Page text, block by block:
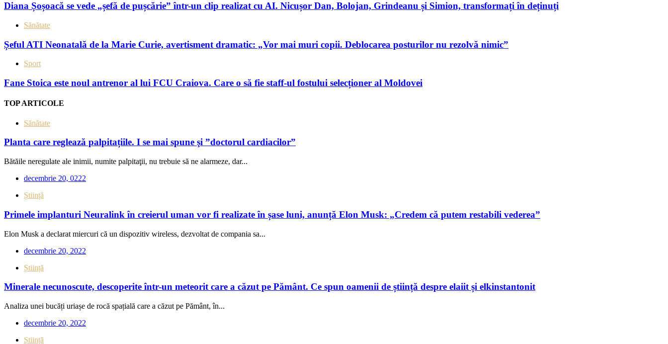
Diana Șoșoacă se vede „șefă de pușcărie” într-un clip realizat cu AI. Nicușor Dan, Bolojan, Grindeanu și Simion, transformați în deținuți
Sănătate
Șeful ATI Neonatală de la Marie Curie, avertisment dramatic: „Vor mai muri copii. Deblocarea posturilor nu rezolvă nimic”
Sport
Fane Stoica este noul antrenor al lui FCU Craiova. Care o să fie staff-ul fostului selecționer al Moldovei
TOP ARTICOLE
Sănătate
Planta care reglează palpitațiile. I se mai spune şi ”doctorul cardiacilor”
Bătăile neregulate ale inimii, numite palpitaţii, nu trebuie să ne alarmeze, dar...
decembrie 20, 0222
Știință
Primele implanturi Neuralink în creierul uman vor fi realizate în șase luni, anunță Elon Musk: „Credem că putem restabili vederea”
Elon Musk a declarat miercuri că un dispozitiv wireless, dezvoltat de compania sa...
decembrie 20, 2022
Știință
Minerale necunoscute, descoperite într-un meteorit care a căzut pe Pământ. Ce spun oamenii de știință despre elaiit și elkinstantonit
Analiza unei bucăți uriașe de rocă spațială care a căzut pe Pământ, în...
decembrie 20, 2022
Știință